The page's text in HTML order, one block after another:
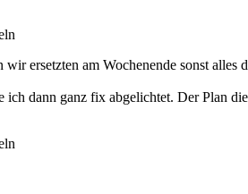
ersetzten am Wochenende sonst alles
dann ganz fix abgelichtet. Der Plan